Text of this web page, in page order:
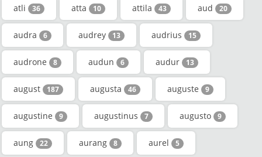
atli 36 atta 10 attila 43 aud 20
audra 6 audrey 13 audrius 15
audrone 8 audun 6 audur 13
august 187 augusta 46 auguste 9
augustine 9 augustinus 7 augusto 9
aung 22 aurang 8 aurel 5